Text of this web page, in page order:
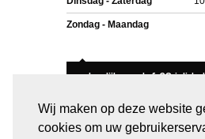
Wij maken op deze website
cookies om uw
Zondag - Maandag
Jaarlijks verlof 28 juli